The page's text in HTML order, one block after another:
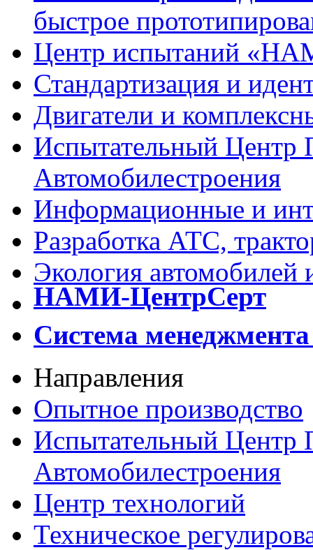
быстрое
Центр испытаний
Стандартизация и
Двигатели и
Испытательный Центр
Автомобилестроения
Информационные и
Разработка АТС,
Экология автомобилей
НАМИ-ЦентрСерт
Система
Направления
Опытное производство
Испытательный Центр
Автомобилестроения
Центр технологий
Техническое